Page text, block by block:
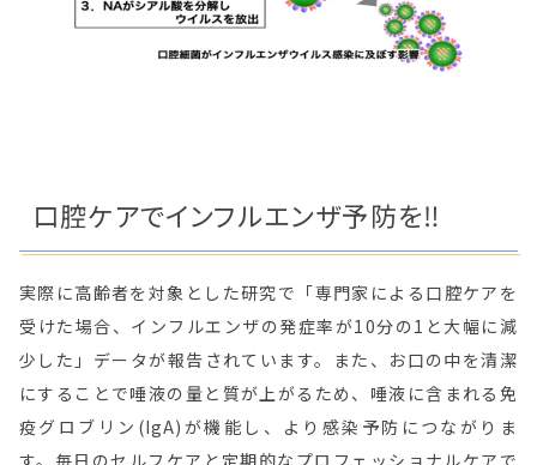
口腔ケアでインフルエンザ予防を‼
実際に高齢者を対象とした研究で「専門家による口腔ケアを
受けた場合、インフルエンザの発症率が10分の1と大幅に減
少した」データが報告されています。また、お口の中を清潔
にすることで唾液の量と質が上がるため、唾液に含まれる免
疫グロブリン(IgA)が機能し、より感染予防につながりま